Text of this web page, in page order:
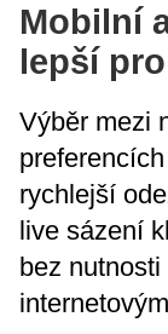
Mobilní
lepší
Výběr mezi
rychlejší
live sázení
bez